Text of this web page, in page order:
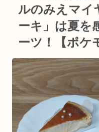
ルのみえマイ
ーキ」は夏を
ーツ！【ポケ